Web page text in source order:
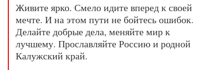
Живите ярко. Смело идите вперед к своей
мечте. И на этом пути не бойтесь ошибок.
Делайте добрые дела, меняйте мир к
лучшему. Прославляйте Россию и родной
Калужский край.